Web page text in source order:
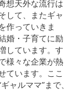
想天外な流行は
して、またギャ
作っていきま
婚・子育てに励
しています。す
様々な企業が熱
ています。ここ
ャルママ”まで、